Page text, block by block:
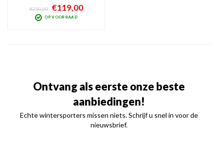
allround bescherming dankzij het
Avid Progressive EPS schuim. In dit
segment een comfortabele helm
€210,00 €119,00
OP VOORRAAD
Ontvang als eerste onze beste
aanbiedingen!
Echte wintersporters missen niets. Schrijf u snel in voor de
nieuwsbrief.